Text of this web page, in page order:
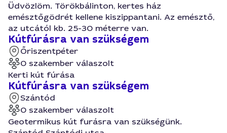
Üdvözlöm. Törökbálinton, kertes ház
emésztőgödrét kellene kiszippantani. Az emésztő,
az utcától kb. 25-30 méterre van.
Kútfúrásra van szükségem
Őriszentpéter
0 szakember válaszolt
Kerti kút fúrása
Kútfúrásra van szükségem
Szántód
0 szakember válaszolt
Geotermikus kút furásra van szükségünk.